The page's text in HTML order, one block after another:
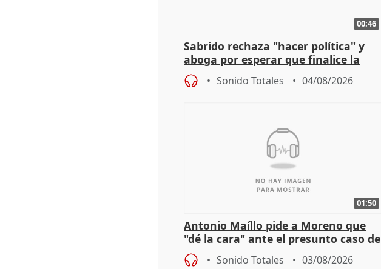
00:46
Sabrido rechaza "hacer política" y
aboga por esperar que finalice la
investigación del incendio
Sonido Totales 04/08/2026
01:50
Antonio Maíllo pide a Moreno que
"dé la cara" ante el presunto caso de
acoso del CEO de ADM
Sonido Totales 03/08/2026